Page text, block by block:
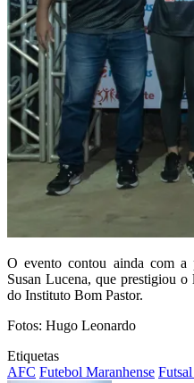
O evento contou ainda com a
Susan Lucena, que prestigiou o
do Instituto Bom Pastor.
Fotos: Hugo Leonardo
Etiquetas
AFC Futebol Maranhense